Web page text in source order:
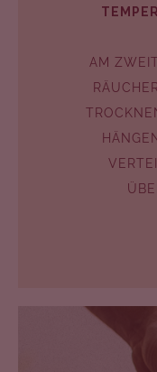
AM